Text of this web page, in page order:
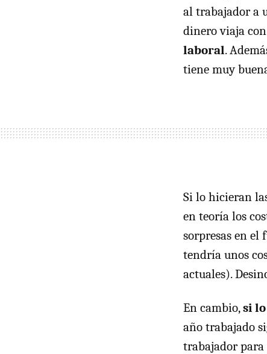
al trabajador a
dinero viaja
laboral.
tiene muy
Si lo hicieran
en teoría los
sorpresas en el
tendría unos
actuales).
En cambio,si
año trabajado
trabajador para